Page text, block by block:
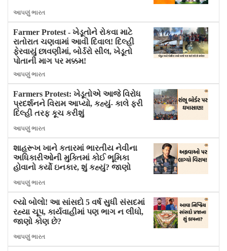
આપણું ભારત
Farmer Protest - ખેડૂતોને રોકવા માટે
રાતોરાત ચણવામાં આવી દિવાલ! દિલ્હી
ફેરવાયું છાવણીમાં, બોર્ડરો સીલ, ખેડૂતો
પોતાની માગ પર મક્કમ!
આપણું ભારત
Farmers Protest: ખેડૂતોએ આજે વિરોધ
પ્રદર્શનને વિરામ આપ્યો, કહ્યું- કાલે ફરી
દિલ્હી તરફ કૂચ કરીશું
આપણું ભારત
શાહરૂખ ખાને કતારમાં ભારતીય નેવીના
અધિકારીઓની મુક્તિમાં કોઈ ભૂમિકા
હોવાનો કર્યો ઇનકાર, શું કહ્યું? જાણો
આપણું ભારત
લ્યો બોલો! આ સાંસદો 5 વર્ષ સુધી સંસદમાં
રહ્યા ચૂપ, કાર્યવાહીમાં પણ ભાગ ન લીધો,
જાણો કોણ છે?
આપણું ભારત